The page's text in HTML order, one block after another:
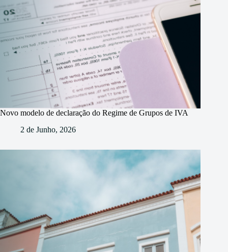
Novo modelo de declaração do Regime de Grupos de IVA
2 de Junho, 2026